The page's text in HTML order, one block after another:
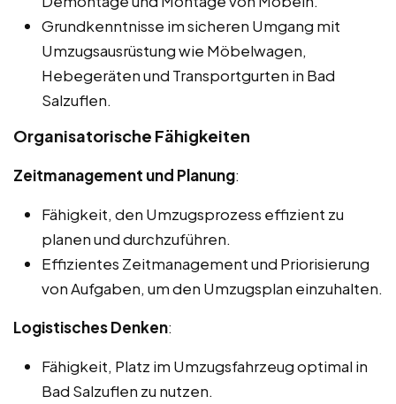
Grundkenntnisse im sicheren Umgang mit
Umzugsausrüstung wie Möbelwagen,
Hebegeräten und Transportgurten in Bad
Salzuflen.
Organisatorische Fähigkeiten
Zeitmanagement und Planung:
Fähigkeit, den Umzugsprozess effizient zu
planen und durchzuführen.
Effizientes Zeitmanagement und Priorisierung
von Aufgaben, um den Umzugsplan einzuhalten.
Logistisches Denken:
Fähigkeit, Platz im Umzugsfahrzeug optimal in
Bad Salzuflen zu nutzen.